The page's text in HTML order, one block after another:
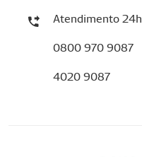
Atendimento 24h
0800 970 9087
4020 9087